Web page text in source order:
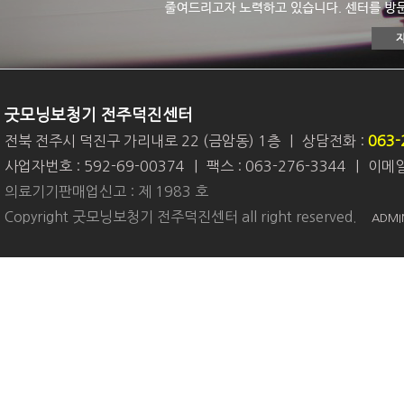
굿모닝보청기 전주덕진센터
전북 전주시 덕진구 가리내로 22 (금암동) 1층 상담전화 : 063-
사업자번호 : 592-69-00374
팩스 : 063-276-3344
이메
의료기기판매업신고 : 제 1983 호
Copyright 굿모닝보청기 전주덕진센터 all right reserved.